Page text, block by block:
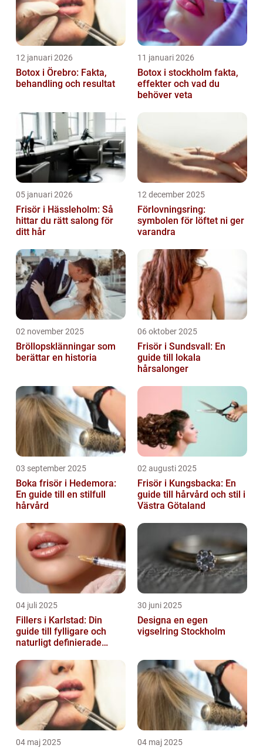
12 januari 2026
Botox i Örebro: Fakta,
behandling och resultat
11 januari 2026
Botox i stockholm fakta,
effekter och vad du
behöver veta
05 januari 2026
Frisör i Hässleholm: Så
hittar du rätt salong för
ditt hår
12 december 2025
Förlovningsring:
symbolen för löftet ni ger
varandra
02 november 2025
Bröllopsklänningar som
berättar en historia
06 oktober 2025
Frisör i Sundsvall: En
guide till lokala
hårsalonger
03 september 2025
Boka frisör i Hedemora:
En guide till en stilfull
hårvård
02 augusti 2025
Frisör i Kungsbacka: En
guide till hårvård och stil i
Västra Götaland
04 juli 2025
Fillers i Karlstad: Din
guide till fylligare och
naturligt definierade
30 juni 2025
Designa en egen
vigselring Stockholm
04 maj 2025 04 maj 2025